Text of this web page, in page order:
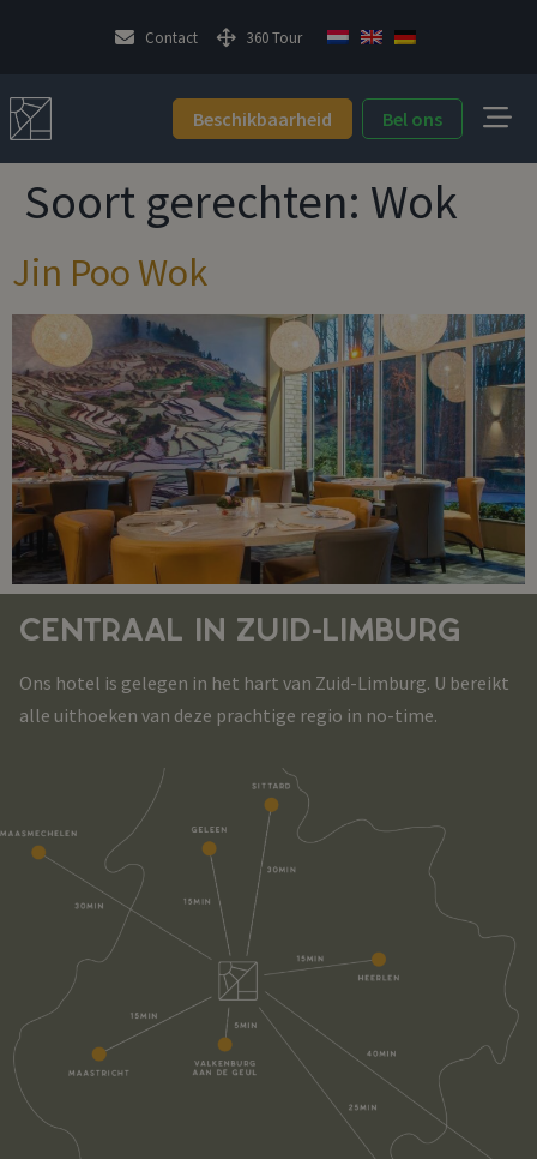
Contact 360 Tour
Beschikbaarheid Bel ons
Soort gerechten: Wok
Jin Poo Wok
CENTRAAL IN ZUID-LIMBURG
Ons hotel is gelegen in het hart van Zuid-Limburg. U bereikt
alle uithoeken van deze prachtige regio in no-time.